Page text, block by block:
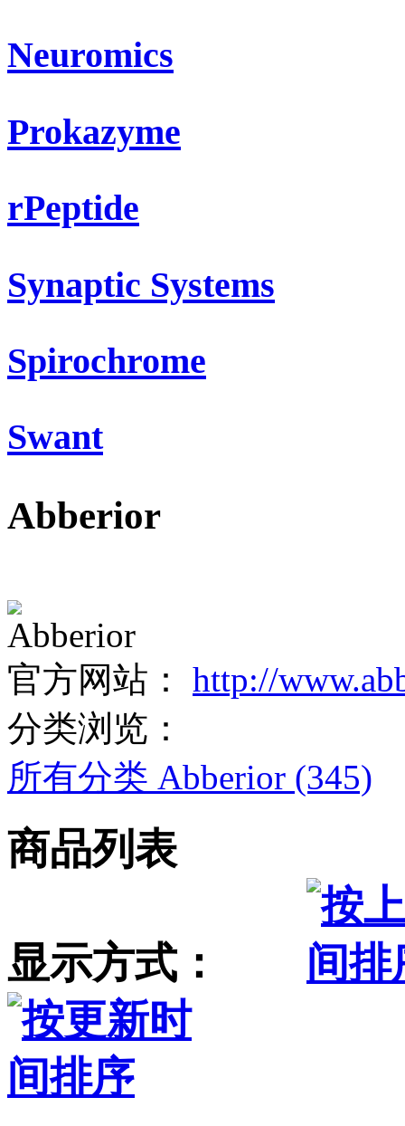
Neuromics
Prokazyme
rPeptide
Synaptic Systems
Spirochrome
Swant
Abberior
Abberior
官方网站： http://
分类浏览：
所有分类 Abberior (345)
商品列表
显示方式：